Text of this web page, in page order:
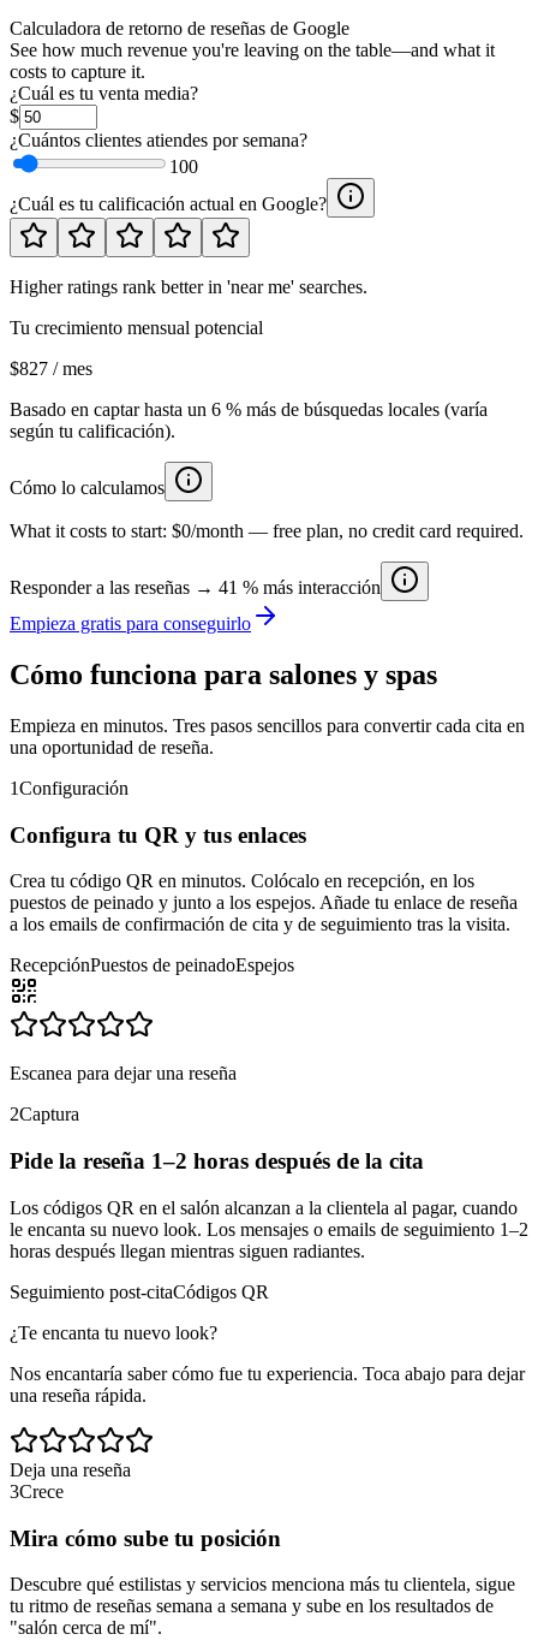
Calculadora de retorno de reseñas de Google
See how much revenue you're leaving on the table—and what it
costs to capture it.
¿Cuál es tu venta media?
$
¿Cuántos clientes atiendes por semana?
100
¿Cuál es tu calificación actual en Google?
Higher ratings rank better in 'near me' searches.
Tu crecimiento mensual potencial
$827 / mes
Basado en captar hasta un 6 % más de búsquedas locales (varía
según tu calificación).
Cómo lo calculamos
What it costs to start: $0/month — free plan, no credit card required.
Responder a las reseñas → 41 % más interacción
Empieza gratis para conseguirlo
Cómo funciona para salones y spas
Empieza en minutos. Tres pasos sencillos para convertir cada cita en
una oportunidad de reseña.
1Configuración
Configura tu QR y tus enlaces
Crea tu código QR en minutos. Colócalo en recepción, en los
puestos de peinado y junto a los espejos. Añade tu enlace de reseña
a los emails de confirmación de cita y de seguimiento tras la visita.
RecepciónPuestos de peinadoEspejos
Escanea para dejar una reseña
2Captura
Pide la reseña 1–2 horas después de la cita
Los códigos QR en el salón alcanzan a la clientela al pagar, cuando
le encanta su nuevo look. Los mensajes o emails de seguimiento 1–2
horas después llegan mientras siguen radiantes.
Seguimiento post-citaCódigos QR
¿Te encanta tu nuevo look?
Nos encantaría saber cómo fue tu experiencia. Toca abajo para dejar
una reseña rápida.
Deja una reseña
3Crece
Mira cómo sube tu posición
Descubre qué estilistas y servicios menciona más tu clientela, sigue
tu ritmo de reseñas semana a semana y sube en los resultados de
"salón cerca de mí".